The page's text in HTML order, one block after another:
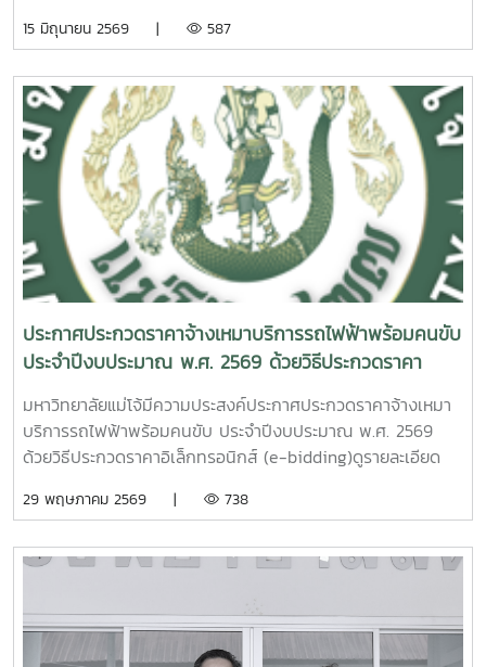
เกณฑ์ มาตรฐาน และแนวทางการจัดทำรายงานทางการเงินของ
เกี่ยวข้อง เพื่อให้สามารถจัดทำรายงานทางการเงินได้อย่างถูก
ต้อง ครบถ้วน และเป็นไปตามข้อกำหนดของมหาวิทยาลัยการจัด
โครงการในครั้งนี้มีวัตถุประสงค์เพื่อเสริมสร้างความรู้ ความ
เข้าใจ และพัฒนาศักยภาพบุคลากรด้านการเงินและงบประมาณ
ของมหาวิทยาลัย ให้สามารถจัดทำรายงานทางการเงินของหน่วย
งานและคำนวณต้นทุนผลผลิตได้อย่างถูกต้องตามหลักเกณฑ์และ
มาตรฐานที่กำหนด ตลอดจนสามารถนำข้อมูลที่ได้ไปใช้ในการ
วางแผน การบริหารจัดการ และการตัดสินใจเชิงนโยบายได้อย่าง
มีประสิทธิภาพ อันจะส่งผลต่อการพัฒนาระบบการบริหารจัดการ
ด้านการเงินของมหาวิทยาลัยให้มีความโปร่งใส ตรวจสอบได้ และ
เกิดประโยชน์สูงสุดต่อองค์กรต่อไป
พร้อมกำหนดขอบเขตการดำเนินงานในระยะนำร่อง (Pilot) ให้
ประชุมดังกล่าวมุ่งเน้นการพิจารณาขอบเขตการดำเนินงานที่
มหาวิทยาลัยประสงค์จะดำเนินการในระยะนำร่อง โดยมีการร่วม
แลกเปลี่ยนข้อมูล ความต้องการใช้งาน และประเด็นทางเทคนิคที่
เกี่ยวข้อง เพื่อนำข้อมูลไปใช้ประกอบการออกแบบแนวทางการ
พัฒนาระบบ (Solution Design) และการบูรณาการข้อมูล
ระหว่างหน่วยงานภายในมหาวิทยาลัย ความร่วมมือในครั้งนี้นับ
เป็นก้าวสำคัญในการยกระดับการบริหารจัดการข้อมูลของ
มหาวิทยาลัยแม่โจ้ โดยมุ่งพัฒนาระบบสารสนเทศที่มีประสิทธิภาพ
เชื่อมโยงข้อมูลอย่างเป็นเอกภาพ และสนับสนุนการดำเนินงาน
ตามภารกิจของมหาวิทยาลัยได้อย่างมีประสิทธิผลในอนาคต
15 มิถุนายน 2569 | 587
ประกาศประกวดราคาจ้างเหมาบริการรถไฟฟ้าพร้อมคนขับ
ประจำปีงบประมาณ พ.ศ. 2569 ด้วยวิธีประกวดราคา
อิเล็กทรอนิกส์ (e-bidding)
มหาวิทยาลัยแม่โจ้มีความประสงค์ประกาศประกวดราคาจ้างเหมา
บริการรถไฟฟ้าพร้อมคนขับ ประจำปีงบประมาณ พ.ศ. 2569
ด้วยวิธีประกวดราคาอิเล็กทรอนิกส์ (e-bidding)ดูรายละเอียด
29 พฤษภาคม 2569 | 738